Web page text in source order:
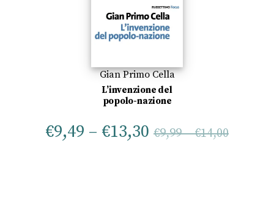
Gian Primo Cella
L’invenzione del
popolo-nazione
€9,49 – €13,30 €9,99–€14,00